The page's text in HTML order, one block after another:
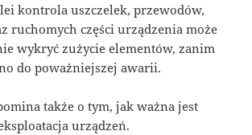
kontrola uszczelek, przewodów,
ruchomych części urządzenia może
wykryć zużycie elementów, zanim
do poważniejszej awarii.
także o tym, jak ważna jest
urządzeń.